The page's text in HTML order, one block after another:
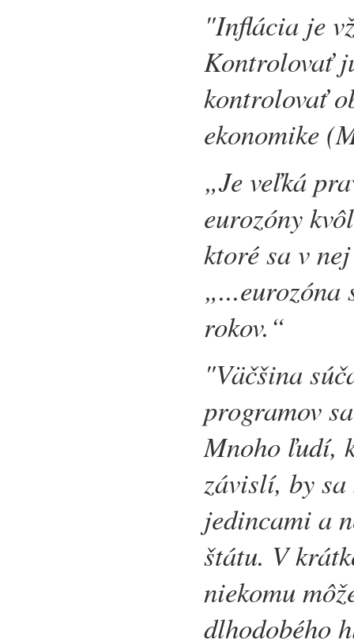
"Inflácia je
Kontrolovať
kontrolovať
ekonomike
„Je veľká
eurozóny
ktoré sa v
„...eurozóna
rokov.“
"Väčšina
programov
Mnoho ľudí,
závislí, by
jedincami a
štátu. V
niekomu
dlhodobého